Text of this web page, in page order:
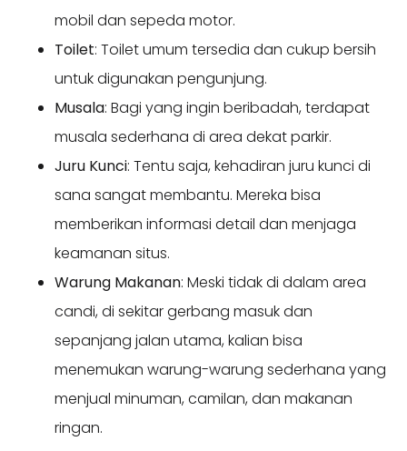
mobil dan sepeda motor.
Toilet: Toilet umum tersedia dan cukup bersih
untuk digunakan pengunjung.
Musala: Bagi yang ingin beribadah, terdapat
musala sederhana di area dekat parkir.
Juru Kunci: Tentu saja, kehadiran juru kunci di
sana sangat membantu. Mereka bisa
memberikan informasi detail dan menjaga
keamanan situs.
Warung Makanan: Meski tidak di dalam area
candi, di sekitar gerbang masuk dan
sepanjang jalan utama, kalian bisa
menemukan warung-warung sederhana yang
menjual minuman, camilan, dan makanan
ringan.